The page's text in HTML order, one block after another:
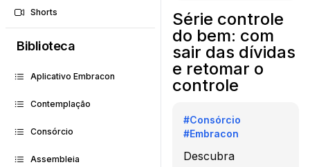
Shorts
Biblioteca
Aplicativo Embracon
Contemplação
Consórcio
Assembleia
Série controle
do bem: com
sair das dívidas
e retomar o
controle
#Consórcio
#Embracon
Descubra